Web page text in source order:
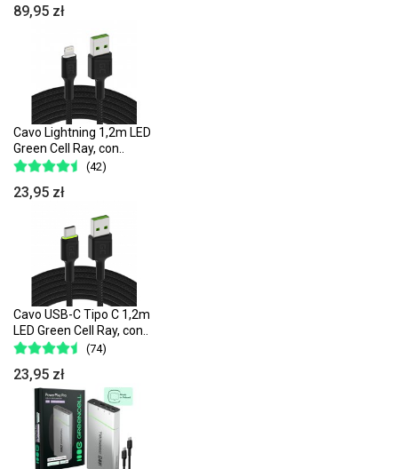
89,95 zł
Cavo Lightning 1,2m LED
Green Cell Ray, con..
(42)
23,95 zł
Cavo USB-C Tipo C 1,2m
LED Green Cell Ray, con..
(74)
23,95 zł